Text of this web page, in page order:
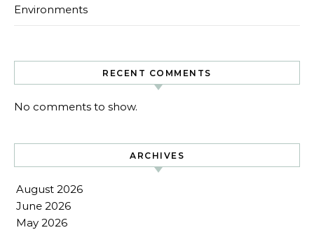
Environments
RECENT COMMENTS
No comments to show.
ARCHIVES
August 2026
June 2026
May 2026